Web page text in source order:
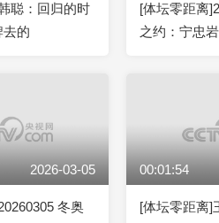
聪：回归的时
去的
[体坛零距离
之约：宁忠
2026-03-05
冬奥
00:01:54
[体坛零距离]